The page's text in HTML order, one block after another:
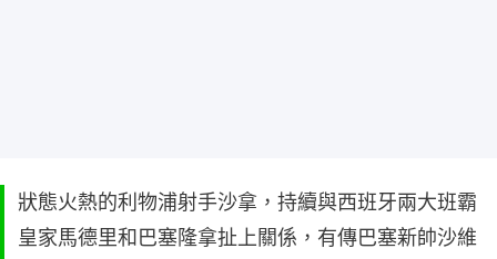
狀態火熱的利物浦射手沙拿，持續與西班牙兩大班霸
皇家馬德里和巴塞隆拿扯上關係，有傳巴塞新帥沙維